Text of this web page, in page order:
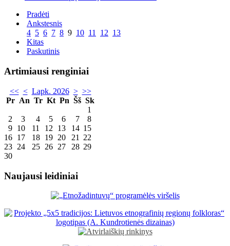
Pradėti
Ankstesnis
4 5 6 7 8 9 10 11 12 13
Kitas
Paskutinis
Artimiausi renginiai
<< < Lapk. 2026 > >>
Pr An Tr Kt Pn Šš Sk
1
2
3 4 5 6 7
8
9 10 11 12 13 14 15
16 17 18 19 20 21
22
23 24 25 26 27 28 29
30
Naujausi leidiniai